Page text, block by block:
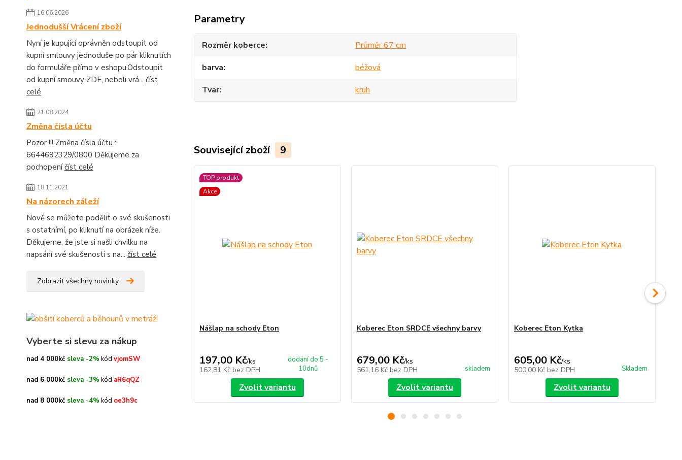
16.06.2026
Jednodušší Vrácení zboží
Nyní je kupující oprávněn odstoupit od
kupní smlouvy jednoduše po pár kliknutích
do formuláře přímo v eshopu.Odstoupit
od kupní smouvy ZDE, neboli vrá... číst
celé
21.08.2024
Změna čísla účtu
Pozor !!! Změna čísla účtu :
6644692329/0800 Děkujeme za
pochopeníčíst celé
18.11.2021
Na názorech záleží
Nově se můžete podělit o své skušenosti
s ostatnímí, po kliknutí na obrázek níže.
Děkujeme, že jste si našli chvilku na
napsání své skušenosti s na... číst celé
Zobrazit všechny novinky
Vyberte si slevu za nákup
nad 4 000kč sleva -2% kód vjomSW
nad 6 000kč sleva -3% kód aR6qQZ
nad 8 000kč sleva -4% kód oe3h9c
Parametry
Rozměr koberce
Průměr 67 cm
barva
béžová
Tvar
kruh
Související zboží 9
TOP produkt
Akce
Nášlap na schody Eton
197,00 Kč/ks
162,81 Kč bez DPH
dodání do 5 -
10dnů
Zvolit variantu
Koberec Eton SRDCE všechny barvy
679,00 Kč/ks
561,16 Kč bez DPH skladem
Zvolit variantu
Koberec Eton Kytka
605,00 Kč/ks
500,00 Kč bez DPH Skladem
Zvolit variantu